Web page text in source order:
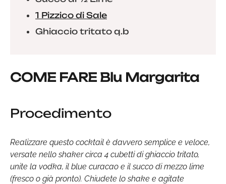
1 Pizzico di Sale
Ghiaccio tritato q.b
COME FARE Blu Margarita
Procedimento
Realizzare questo cocktail è davvero semplice e veloce,
versate nello shaker circa 4 cubetti di ghiaccio tritato,
unite la vodka, il blue curacao e il succo di mezzo lime
(fresco o già pronto). Chiudete lo shake e agitate